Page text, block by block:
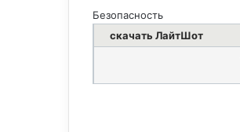
Безопасность
скачать ЛайтШот